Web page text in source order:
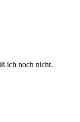
ich noch nicht.